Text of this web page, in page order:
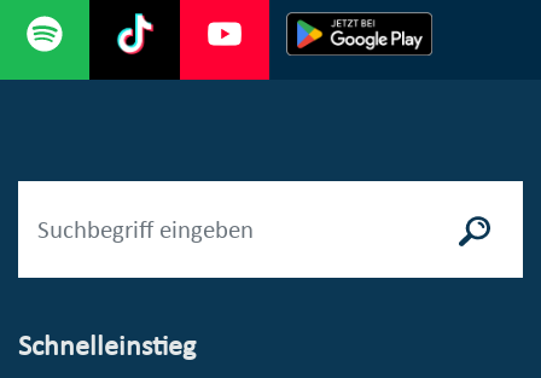
Schnelleinstieg